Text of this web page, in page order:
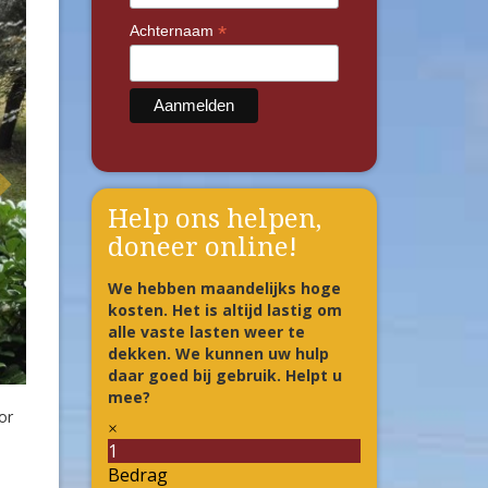
Achternaam *
Help ons helpen,
doneer online!
We hebben maandelijks hoge
kosten. Het is altijd lastig om
alle vaste lasten weer te
dekken. We kunnen uw hulp
daar goed bij gebruik. Helpt u
mee?